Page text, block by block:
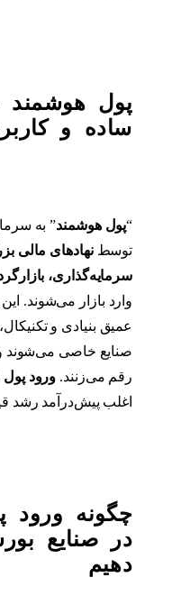
پول
ساده و
“پول هوشمند” به
توسطنهادهای مالی
سرمایه‌گذاری،
وارد بازار می‌شوند.
عمیق بنیادی و
صنایع خاصی می‌شوند
رقم می‌زنند. ورود
اغلب پیش‌درآمد رشد
چگونه ورود
در صنایع
دهیم